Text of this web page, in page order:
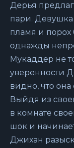
Дерья
пари. Девушка
пламя и порох
однажды
Мукаддер не
уверенности
видно, что она
Выйдя из
в комнате
шок и
Джихан